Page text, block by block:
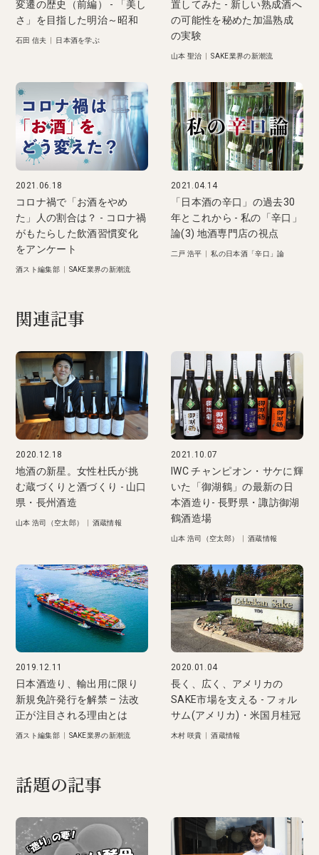
変遷の歴史（前編） - 「美し
さ」を目指した明治～昭和
石田 信夫 日本酒を学ぶ
置してみた - 新しい熟成酒へ
の可能性を秘めた加温熟成
の実験
山本 聖治 |SAKE業界の新潮流
2021.06.18
コロナ禍で「お酒をやめ
た」人の割合は？ - コロナ禍
がもたらした飲酒習慣変化
をアンケート
酒スト編集部| SAKE業界の新潮流
2021.04.14
「日本酒の辛口」の過去30
年とこれから - 私の「辛口」
論(3) 地酒専門店の視点
二戸 浩平 |私の日本酒「辛口」論
関連記事
2020.12.18
地酒の新星。女性杜氏が挑
む蔵づくりと酒づくり - 山口
県・長州酒造
山本 浩司（空太郎） 酒蔵情報
2021.10.07
IWC チャンピオン・サケに輝
いた「御湖鶴」の最新の日
本酒造り- 長野県・諏訪御湖
鶴酒造場
山本 浩司（空太郎） 酒蔵情報
2019.12.11
日本酒造り、輸出用に限り
新規免許発行を解禁 – 法改
正が注目される理由とは
酒スト編集部| SAKE業界の新潮流
2020.01.04
長く、広く、アメリカの
SAKE市場を支える - フォル
サム(アメリカ)・米国月桂冠
木村 咲貴 |酒蔵情報
話題の記事